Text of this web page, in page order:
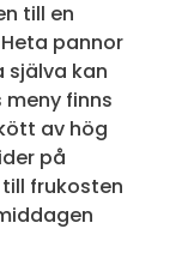
till en
pannor
själva kan
finns
av hög
på
frukosten